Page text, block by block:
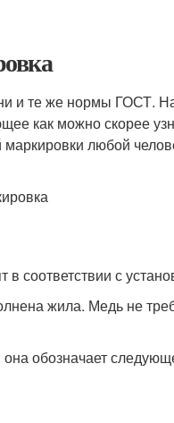
и те же нормы ГОСТ.
как можно скорее
любой
соответствии с
жила. Медь не
обозначает